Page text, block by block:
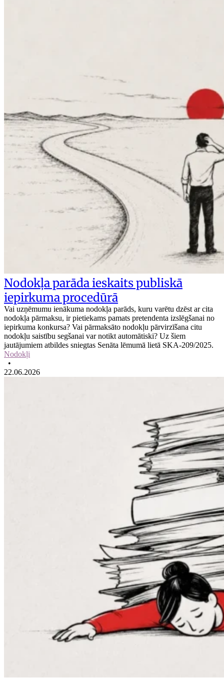
Nodokļa parāda ieskaits publiskā
iepirkuma procedūrā
Vai uzņēmumu ienākuma nodokļa parāds, kuru varētu dzēst ar cita
nodokļa pārmaksu, ir pietiekams pamats pretendenta izslēgšanai no
iepirkuma konkursa? Vai pārmaksāto nodokļu pārvirzīšana citu
nodokļu saistību segšanai var notikt automātiski? Uz šiem
jautājumiem atbildes sniegtas Senāta lēmumā lietā SKA-209/2025.
Nodokļi
•
22.06.2026